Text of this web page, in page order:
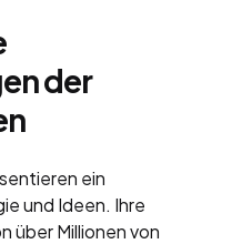
der
ein
und Ideen. Ihre
über Millionen von